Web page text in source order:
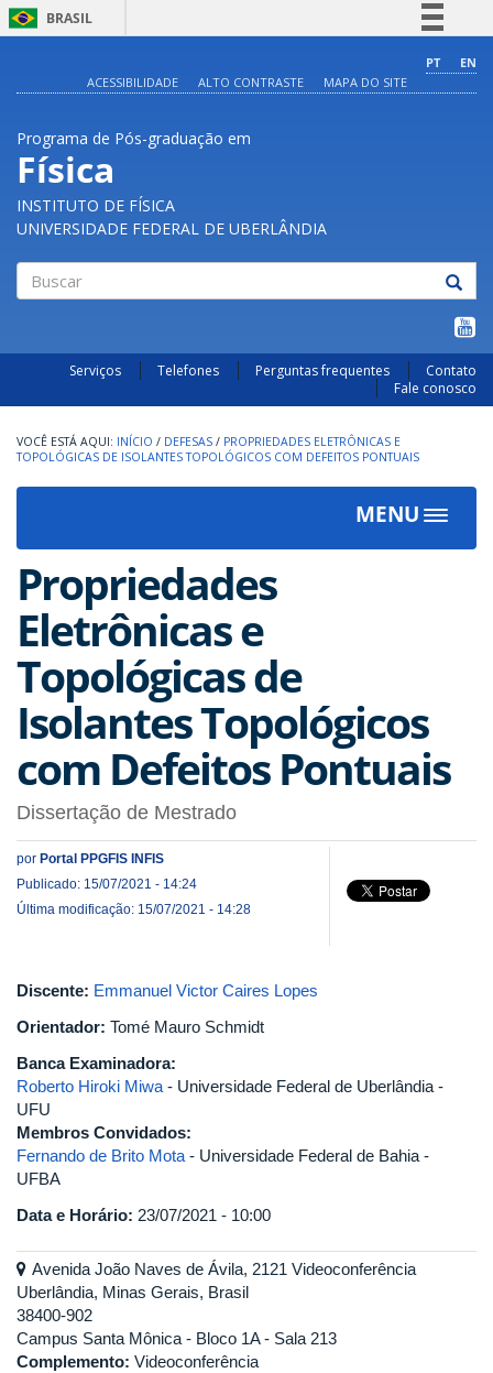
BRASIL
Comunica BR
PT
EN
ACESSIBILIDADE
ALTO CONTRASTE MAPA DO SITE
Programa de Pós-graduação em
Física
INSTITUTO DE FÍSICA
UNIVERSIDADE FEDERAL DE UBERLÂNDIA
Serviços Telefones Perguntas frequentes
Contato
Fale conosco
INÍCIO / DEFESAS / PROPRIEDADES ELETRÔNICAS E
TOPOLÓGICAS DE ISOLANTES TOPOLÓGICOS COM DEFEITOS PONTUAIS
MENU
Toggle
Propriedades
Eletrônicas e
Topológicas de
Isolantes Topológicos
com Defeitos Pontuais
Dissertação de Mestrado
por Portal PPGFIS INFIS
Publicado: 15/07/2021 - 14:24
Última modificação: 15/07/2021 - 14:28
Discente: Emmanuel Victor Caires Lopes
Orientador: Tomé Mauro Schmidt
Banca Examinadora:
Roberto Hiroki Miwa - Universidade Federal de Uberlândia -
UFU
Membros Convidados:
Fernando de Brito Mota - Universidade Federal de Bahia -
UFBA
Data e Horário: 23/07/2021 - 10:00
Avenida João Naves de Ávila, 2121 Videoconferência
Uberlândia, Minas Gerais, Brasil
38400-902
Campus Santa Mônica - Bloco 1A - Sala 213
Complemento: Videoconferência